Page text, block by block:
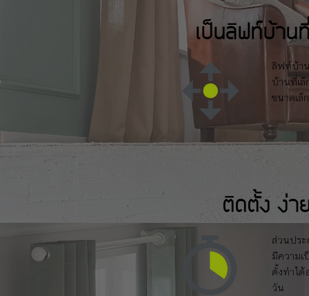
เป็นลิฟท์บ้าน
ลิฟท์บ้า
บ้านที่เ
ขนาดเล็
ติดตั้ง ง่า
ส่วนปร
มีความ
ตั้งทำได้
วัน